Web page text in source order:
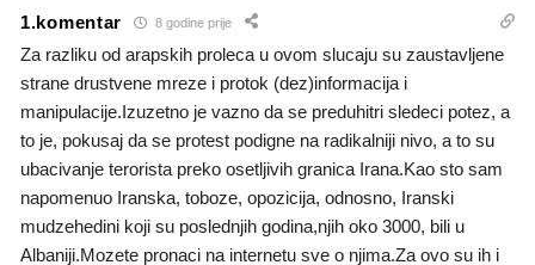
1.komentar 8 godine prije
Za razliku od arapskih proleca u ovom slucaju su zaustavljene
strane drustvene mreze i protok (dez)informacija i
manipulacije.Izuzetno je vazno da se preduhitri sledeci potez, a
to je, pokusaj da se protest podigne na radikalniji nivo, a to su
ubacivanje terorista preko osetljivih granica Irana.Kao sto sam
napomenuo Iranska, toboze, opozicija, odnosno, Iranski
mudzehedini koji su poslednjih godina,njih oko 3000, bili u
Albaniji.Mozete pronaci na internetu sve o njima.Za ovo su ih i